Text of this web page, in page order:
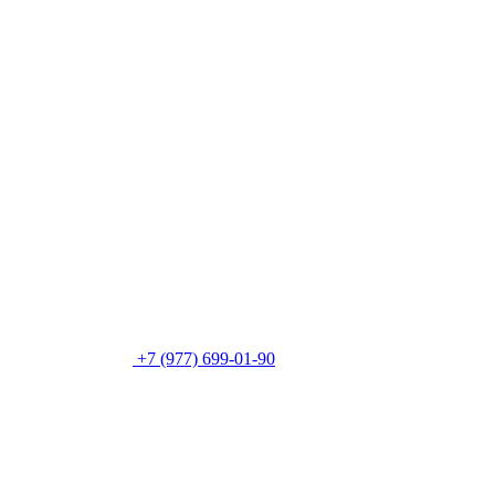
+7 (977) 699-01-90